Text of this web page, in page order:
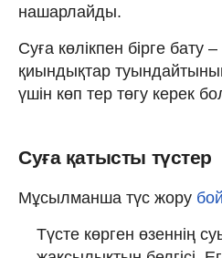
нашарлайды.
Суға көлікпен бірге бату
қиындықтар
үшін көп тер төгу керек
Суға қатысты түстер
Мұсылманша түс жору
Түсте көрген өзеннің